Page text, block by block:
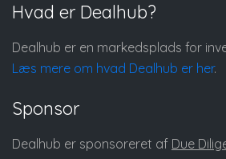
Hvad er Dealhub?
Dealhub er en markedsplads for
Læs mere om hvad Dealhub er her.
Sponsor
Dealhub er sponsoreret af Due